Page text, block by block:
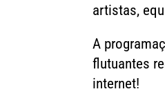
artistas,
A
flutuantes
internet!